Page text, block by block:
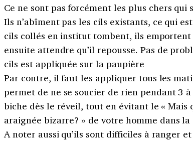
Ce ne sont pas forcément les plus chers qui
Ils n’abîment pas les cils existants, ce qui
cils collés en institut tombent, ils
ensuite attendre qu’il repousse. Pas de
cils est appliquée sur la paupière
Par contre, il faut les appliquer tous les
permet de ne se soucier de rien pendant 3
biche dès le réveil, tout en évitant le « Mais
araignée bizarre? » de votre homme dans
A noter aussi qu’ils sont difficiles à ranger